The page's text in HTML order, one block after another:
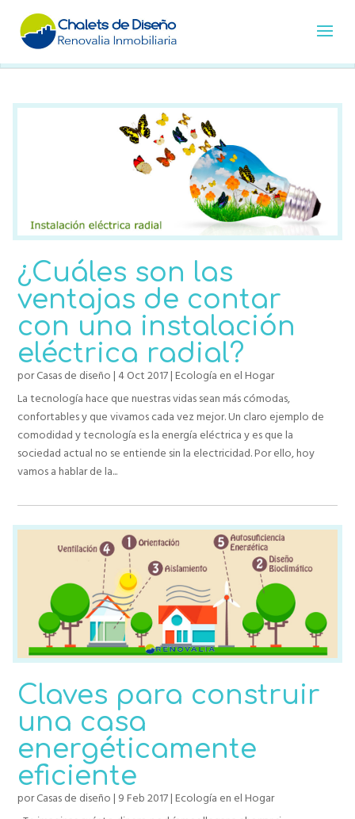
¿Cuáles son las
ventajas de contar
con una instalación
eléctrica radial?
porCasas de diseño | 4 Oct 2017|Ecología en el Hogar
La tecnología hace que nuestras vidas sean más cómodas,
confortables y que vivamos cada vez mejor. Un claro ejemplo de
comodidad y tecnología es la energía eléctrica y es que la
sociedad actual no se entiende sin la electricidad. Por ello, hoy
vamos a hablar de la...
Claves para construir
una casa
energéticamente
eficiente
porCasas de diseño | 9 Feb 2017|Ecología en el Hogar